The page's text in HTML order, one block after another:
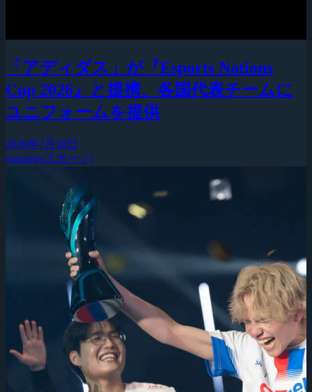
「アディダス」が『Esports Nations
Cup 2026』と提携、各国代表チームに
ユニフォームを提供
2026年7月30日
esports(eスポーツ)